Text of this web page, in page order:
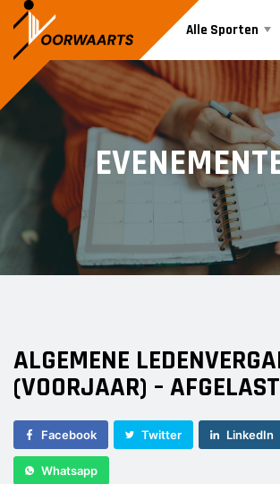
Alle Sporten
Nieuws
Events
Business
Vrijwilliger worden
Lid worden
ZOEK
ALGEMENE
(VOORJAAR) – AFGELAST
Facebook Twitter LinkedIn
Whatsapp